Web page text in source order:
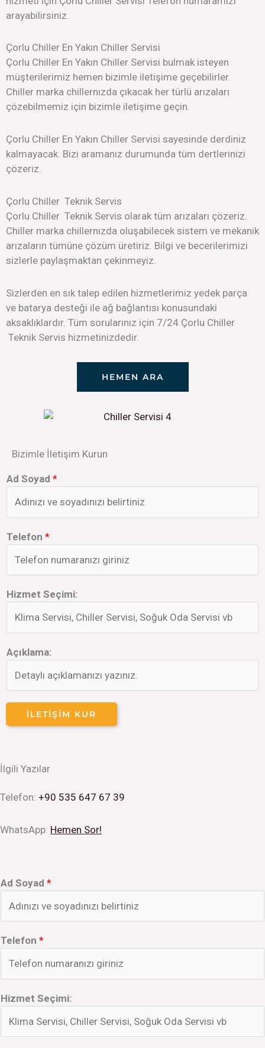
arayabilirsiniz.
Çorlu Chiller En Yakın Chiller Servisi
Çorlu Chiller En Yakın Chiller Servisi bulmak isteyen
müşterilerimiz hemen bizimle iletişime geçebilirler.
Chiller marka chillernızda çıkacak her türlü arızaları
çözebilmemiz için bizimle iletişime geçin.
Çorlu Chiller En Yakın Chiller Servisi sayesinde derdiniz
kalmayacak. Bizi aramanız durumunda tüm dertlerinizi
çözeriz.
Çorlu Chiller Teknik Servis
Çorlu Chiller Teknik Servis olarak tüm arızaları çözeriz.
Chiller marka chillernızda oluşabilecek sistem ve mekanik
arızaların tümüne çözüm üretiriz. Bilgi ve becerilerimizi
sizlerle paylaşmaktan çekinmeyiz.
Sizlerden en sık talep edilen hizmetlerimiz yedek parça
ve batarya desteği ile ağ bağlantısı konusundaki
aksaklıklardır. Tüm sorularınız için 7/24 Çorlu Chiller
Teknik Servis hizmetinizdedir.
HEMEN ARA
Bizimle İletişim Kurun
Ad Soyad *
Telefon *
Hizmet Seçimi:
Açıklama:
İLETIŞIM KUR
İlgili Yazılar
Telefon: +90 535 647 67 39
WhatsApp: Hemen Sor!
Ad Soyad *
Telefon *
Hizmet Seçimi: